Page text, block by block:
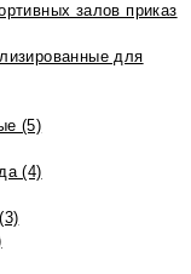
залов приказ
для
(5)
(4)